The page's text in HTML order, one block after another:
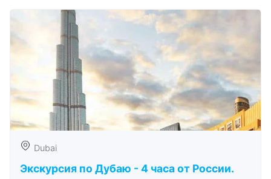
Dubai
Экскурсия по Дубаю - 4 часа от России.